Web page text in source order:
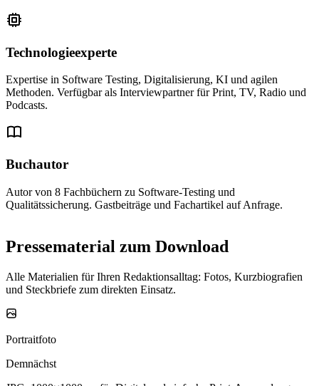
Technologieexperte
Expertise in Software Testing, Digitalisierung, KI und agilen
Methoden. Verfügbar als Interviewpartner für Print, TV, Radio und
Podcasts.
Buchautor
Autor von 8 Fachbüchern zu Software-Testing und
Qualitätssicherung. Gastbeiträge und Fachartikel auf Anfrage.
Pressematerial zum Download
Alle Materialien für Ihren Redaktionsalltag: Fotos, Kurzbiografien
und Steckbriefe zum direkten Einsatz.
Portraitfoto
Demnächst